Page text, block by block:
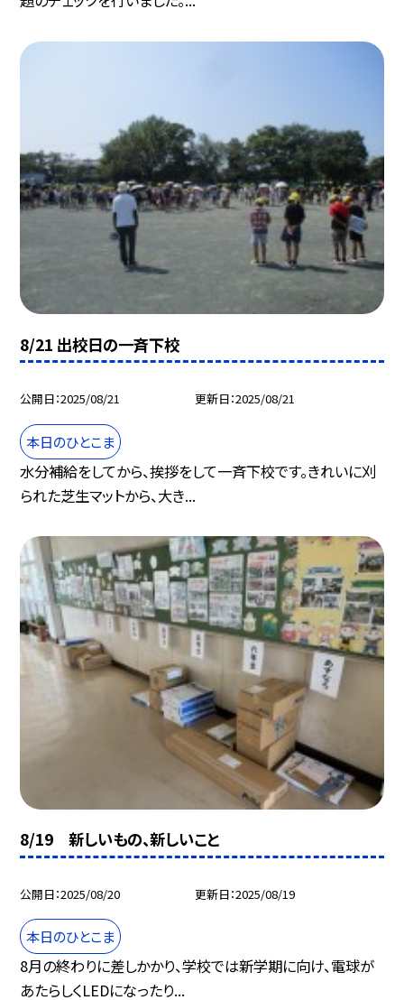
8/21 出校日の一斉下校
公開日 2025/08/21 更新日 2025/08/21
本日のひとこま
水分補給をしてから、挨拶をして一斉下校です。きれいに刈
られた芝生マットから、大き...
8/19 新しいもの、新しいこと
公開日 2025/08/20 更新日 2025/08/19
本日のひとこま
8月の終わりに差しかかり、学校では新学期に向け、電球が
あたらしくLEDになったり...